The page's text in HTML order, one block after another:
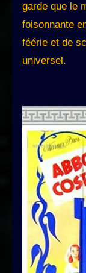
garde que le
foisonnante
féérie et de
universel.